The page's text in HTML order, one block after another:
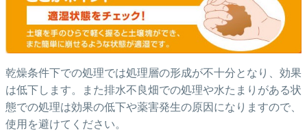
乾燥条件下での処理では処理層の形成が不十分となり、効果
は低下します。また排水不良畑での処理や水たまりがある状
態での処理は効果の低下や薬害発生の原因になりますので、
使用を避けてください。